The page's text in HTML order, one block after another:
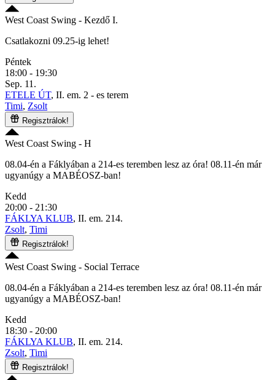
West Coast Swing - Kezdő I.
Csatlakozni 09.25-ig lehet!
Péntek
18:00 - 19:30
Sep. 11.
ETELE ÚT, II. em. 2 - es terem
Timi, Zsolt
Regisztrálok!
West Coast Swing - H
08.04-én a Fáklyában a 214-es teremben lesz az óra! 08.11-én már
ugyanúgy a MABÉOSZ-ban!
Kedd
20:00 - 21:30
FÁKLYA KLUB, II. em. 214.
Zsolt, Timi
Regisztrálok!
West Coast Swing - Social Terrace
08.04-én a Fáklyában a 214-es teremben lesz az óra! 08.11-én már
ugyanúgy a MABÉOSZ-ban!
Kedd
18:30 - 20:00
FÁKLYA KLUB, II. em. 214.
Zsolt, Timi
Regisztrálok!